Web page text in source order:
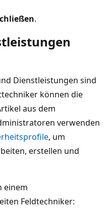
.
Dienstleistungen sind
können die
aus dem
verwenden
, um
erstellen und
einem
Feldtechniker: